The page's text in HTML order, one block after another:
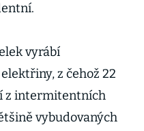
vyrábí
z čehož 22
z intermitentních
vybudovaných